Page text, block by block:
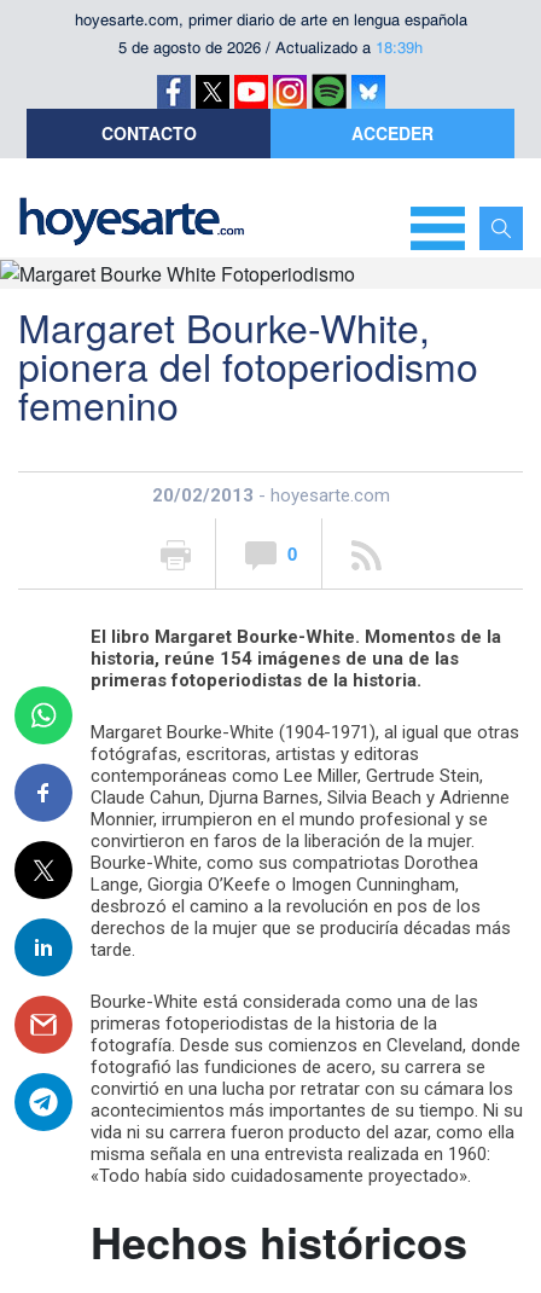
hoyesarte.com, primer diario de arte en lengua española
5 de agosto de 2026 / Actualizado a 18:39h
CONTACTO ACCEDER
Margaret Bourke-White,
pionera del fotoperiodismo
femenino
20/02/2013 - hoyesarte.com
0
El libro Margaret Bourke-White. Momentos de la
historia, reúne 154 imágenes de una de las
primeras fotoperiodistas de la historia.
Margaret Bourke-White (1904-1971), al igual que otras
fotógrafas, escritoras, artistas y editoras
contemporáneas como Lee Miller, Gertrude Stein,
Claude Cahun, Djurna Barnes, Silvia Beach y Adrienne
Monnier, irrumpieron en el mundo profesional y se
convirtieron en faros de la liberación de la mujer.
Bourke-White, como sus compatriotas Dorothea
Lange, Giorgia O’Keefe o Imogen Cunningham,
desbrozó el camino a la revolución en pos de los
derechos de la mujer que se produciría décadas más
tarde.
Bourke-White está considerada como una de las
primeras fotoperiodistas de la historia de la
fotografía. Desde sus comienzos en Cleveland, donde
fotografió las fundiciones de acero, su carrera se
convirtió en una lucha por retratar con su cámara los
acontecimientos más importantes de su tiempo. Ni su
vida ni su carrera fueron producto del azar, como ella
misma señala en una entrevista realizada en 1960:
«Todo había sido cuidadosamente proyectado».
Hechos históricos